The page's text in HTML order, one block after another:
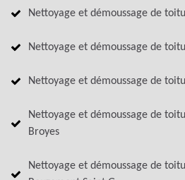
Nettoyage et démoussage de
Nettoyage et démoussage de
Nettoyage et démoussage de
Nettoyage et démoussage de
Broyes
Nettoyage et démoussage de